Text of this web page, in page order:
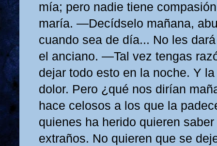
mía; pero nadie tiene
maría. —Decídselo mañana,
cuando sea de día... No les
el anciano. —Tal vez tengas
dejar todo esto en la noche. Y
dolor. Pero ¿qué nos dirían
hace celosos a los que la
quienes ha herido quieren
extraños. No quieren que se